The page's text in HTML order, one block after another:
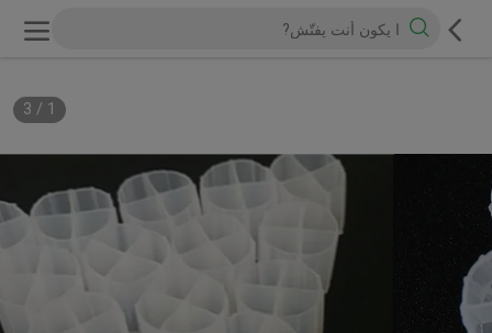
1
/
3